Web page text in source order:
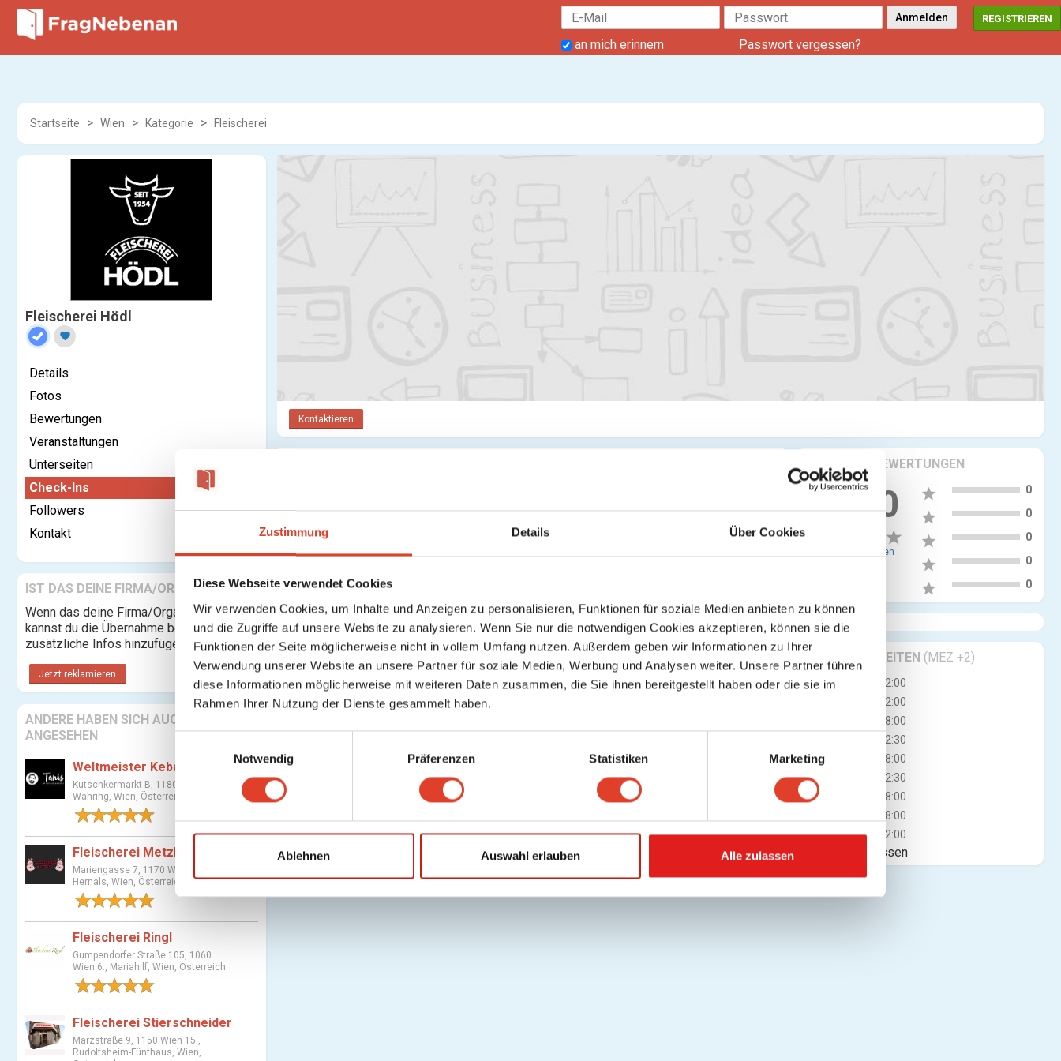
Zustimmung Details Über Cookies
Diese Webseite verwendet Cookies
Wir verwenden Cookies, um Inhalte und Anzeigen zu personalisieren, Funktionen für soziale Medien anbieten zu können
und die Zugriffe auf unsere Website zu analysieren. Wenn Sie nur die notwendigen Cookies akzeptieren, können sie die
Funktionen der Seite möglicherweise nicht in vollem Umfang nutzen. Außerdem geben wir Informationen zu Ihrer
Verwendung unserer Website an unsere Partner für soziale Medien, Werbung und Analysen weiter. Unsere Partner führen
diese Informationen möglicherweise mit weiteren Daten zusammen, die Sie ihnen bereitgestellt haben oder die sie im
Rahmen Ihrer Nutzung der Dienste gesammelt haben.
n
w
l
l
i
g
g
s
u
s
w
Notwendig Präferenzen Statistiken Marketing
Ablehnen Auswahl erlauben Alle zulassen
an mich erinnern Passwort vergessen?
REGISTRIEREN
Startseite Wien Kategorie Fleischerei
Fleischerei Hödl
favorite
Details
Fotos
Bewertungen
Veranstaltungen
Unterseiten
Check-Ins
Followers
Kontakt
IST DAS DEINE FIRMA/ORGANISATION?
Wenn das deine Firma/Organisation ist,
kannst du die Übernahme beantragen und
zusätzliche Infos hinzufügen.
Jetzt reklamieren
ANDERE HABEN SICH AUCH
ANGESEHEN
Weltmeister Kebap / Tanis
Kutschkermarkt B, 1180 Wien 18.,
Währing, Wien, Österreich
Fleischerei Metzker
Mariengasse 7, 1170 Wien 17.,
Hernals, Wien, Österreich
Fleischerei Ringl
Gumpendorfer Straße 105, 1060
Wien 6., Mariahilf, Wien, Österreich
Fleischerei Stierschneider
Märzstraße 9, 1150 Wien 15.,
Rudolfsheim-Fünfhaus, Wien,
Kontaktieren
KRITIKEN & BEWERTUNGEN
0.00
0 Bewertungen
star 0
star 0
star 0
star 0
star 0
GESCHÄFTSZEITEN (MEZ +2)
Mo
07:00 - 12:00
07:00 - 12:00
15:30 - 18:00
07:00 - 12:30
15:30 - 18:00
Do
07:00 - 12:30
15:30 - 18:00
07:00 - 18:00
Sa
07:00 - 12:00
Jetzt geschlossen